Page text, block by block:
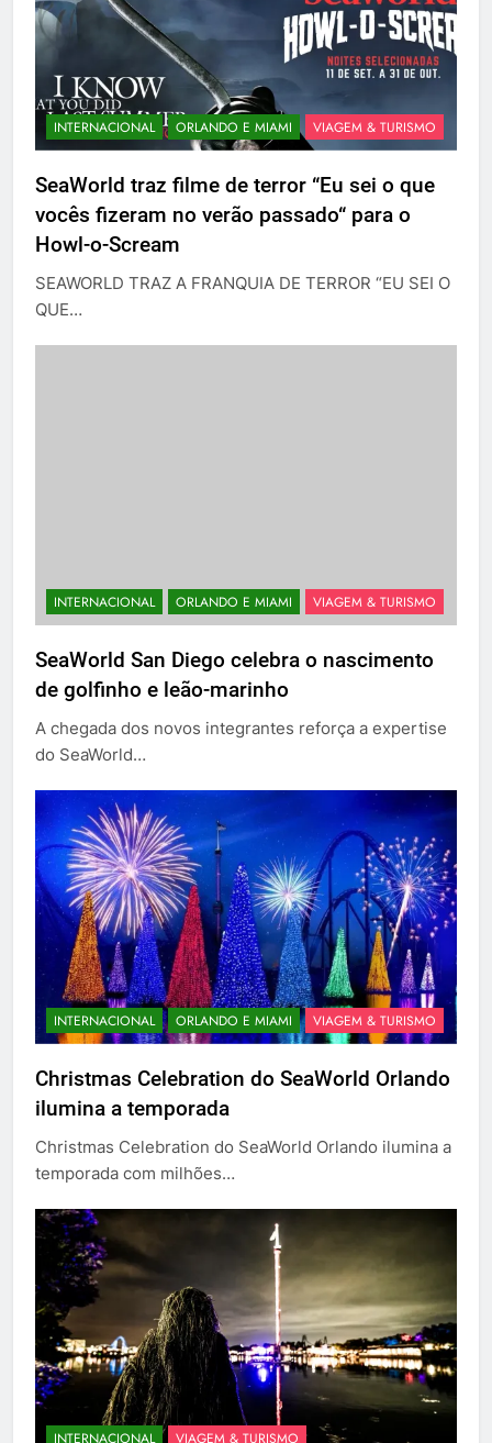
INTERNACIONAL ORLANDO E MIAMI VIAGEM & TURISMO
SeaWorld traz filme de terror “Eu sei o que
vocês fizeram no verão passado“ para o
Howl-o-Scream
SEAWORLD TRAZ A FRANQUIA DE TERROR “EU SEI O
QUE…
INTERNACIONAL ORLANDO E MIAMI VIAGEM & TURISMO
SeaWorld San Diego celebra o nascimento
de golfinho e leão-marinho
A chegada dos novos integrantes reforça a expertise
do SeaWorld…
INTERNACIONAL ORLANDO E MIAMI VIAGEM & TURISMO
Christmas Celebration do SeaWorld Orlando
ilumina a temporada
Christmas Celebration do SeaWorld Orlando ilumina a
temporada com milhões…
INTERNACIONAL VIAGEM & TURISMO